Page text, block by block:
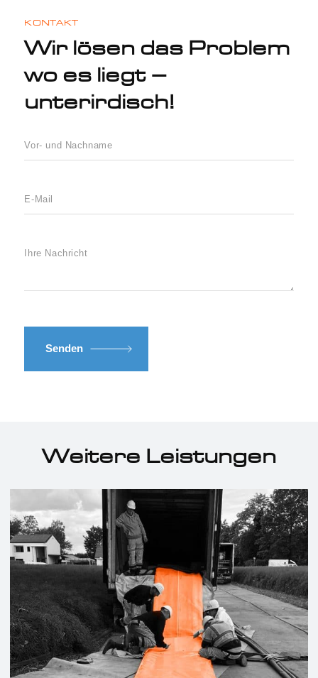
KONTAKT
Wir lösen das Problem
wo es liegt –
unterirdisch!
Senden
Weitere Leistungen